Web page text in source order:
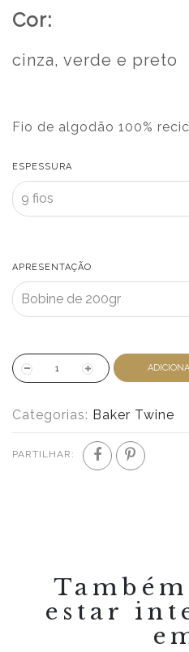
Cor:
cinza, verde e preto
Fio de algodão 100%
ESPESSURA
APRESENTAÇÃO
Categorias: Baker Twine
PARTILHAR:
estar